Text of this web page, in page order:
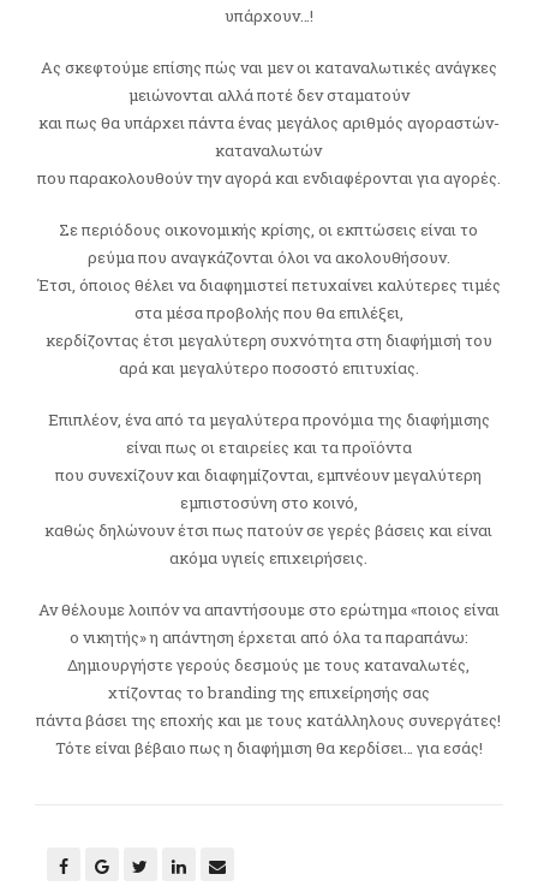
υπάρχουν…!
Ας σκεφτούμε επίσης πώς ναι μεν οι καταναλωτικές ανάγκες
μειώνονται αλλά ποτέ δεν σταματούν
και πως θα υπάρχει πάντα ένας μεγάλος αριθμός αγοραστών-
καταναλωτών
που παρακολουθούν την αγορά και ενδιαφέρονται για αγορές.
Σε περιόδους οικονομικής κρίσης, οι εκπτώσεις είναι το
ρεύμα που αναγκάζονται όλοι να ακολουθήσουν.
Έτσι, όποιος θέλει να διαφημιστεί πετυχαίνει καλύτερες τιμές
στα μέσα προβολής που θα επιλέξει,
κερδίζοντας έτσι μεγαλύτερη συχνότητα στη διαφήμισή του
αρά και μεγαλύτερο ποσοστό επιτυχίας.
Επιπλέον, ένα από τα μεγαλύτερα προνόμια της διαφήμισης
είναι πως οι εταιρείες και τα προϊόντα
που συνεχίζουν και διαφημίζονται, εμπνέουν μεγαλύτερη
εμπιστοσύνη στο κοινό,
καθώς δηλώνουν έτσι πως πατούν σε γερές βάσεις και είναι
ακόμα υγιείς επιχειρήσεις.
Αν θέλουμε λοιπόν να απαντήσουμε στο ερώτημα «ποιος είναι
ο νικητής» η απάντηση έρχεται από όλα τα παραπάνω:
Δημιουργήστε γερούς δεσμούς με τους καταναλωτές,
χτίζοντας το branding της επιχείρησής σας
πάντα βάσει της εποχής και με τους κατάλληλους συνεργάτες!
Τότε είναι βέβαιο πως η διαφήμιση θα κερδίσει… για εσάς!